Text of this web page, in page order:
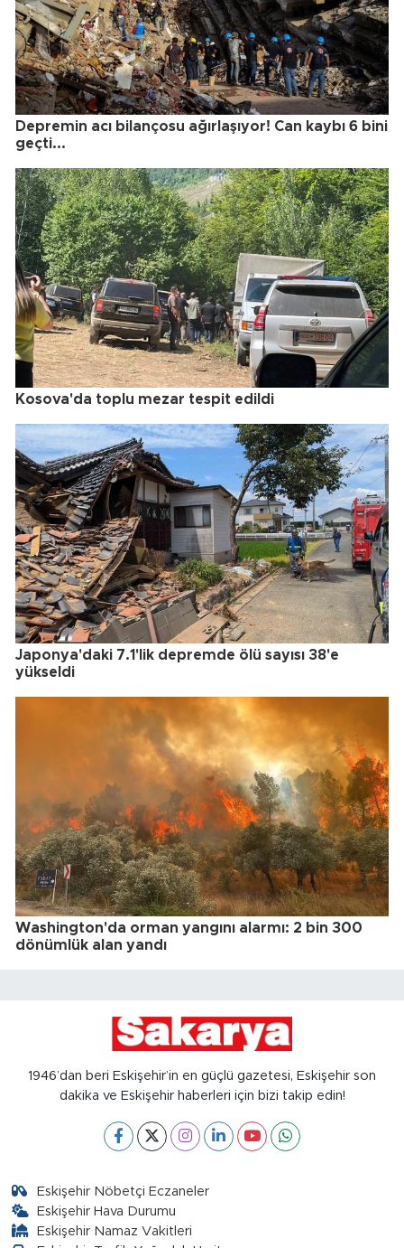
Depremin acı bilançosu ağırlaşıyor! Can kaybı 6 bini
geçti...
Kosova'da toplu mezar tespit edildi
Japonya'daki 7.1'lik depremde ölü sayısı 38'e
yükseldi
Washington'da orman yangını alarmı: 2 bin 300
dönümlük alan yandı
1946’dan beri Eskişehir’in en güçlü gazetesi, Eskişehir son
dakika ve Eskişehir haberleri için bizi takip edin!
Eskişehir Nöbetçi Eczaneler
Eskişehir Hava Durumu
Eskişehir Namaz Vakitleri